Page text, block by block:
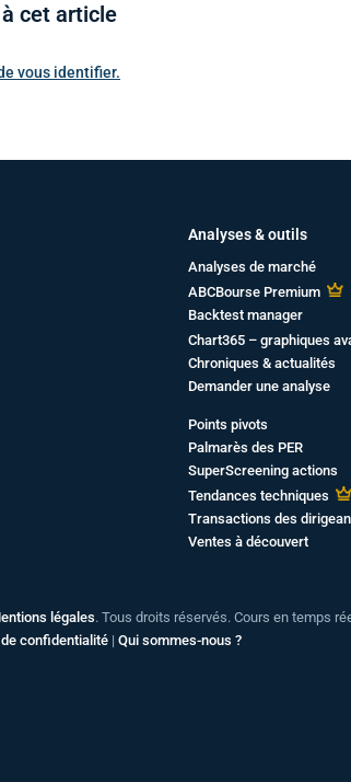
cet article
vous identifier.
Analyses & outils
Analyses de marché
ABCBourse Premium
Backtest manager
Chart365 – graphiques
Chroniques & actualités
Demander une analyse
Points pivots
Palmarès des PER
SuperScreening actions
Tendances techniques
Transactions des
Ventes à découvert
légales. Tous droits réservés. Cours en temps
confidentialité | Qui sommes-nous ?